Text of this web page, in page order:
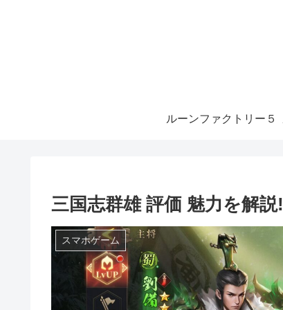
ルーンファクトリー５
三国志群雄 評価 魅力を解説!
スマホゲーム